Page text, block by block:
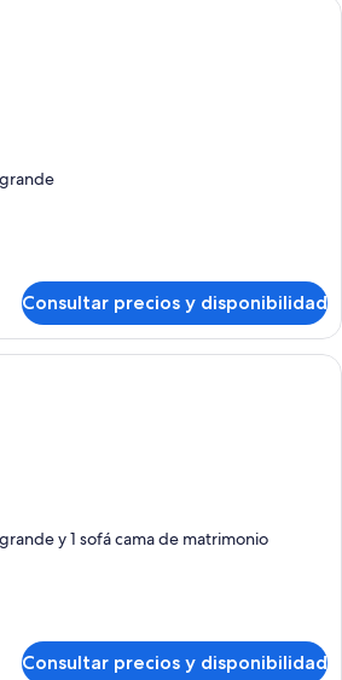
Consultar precios y disponibilidad
Habitación de hotel con cama,
y 1 sofá cama de matrimonio
Consultar precios y disponibilidad